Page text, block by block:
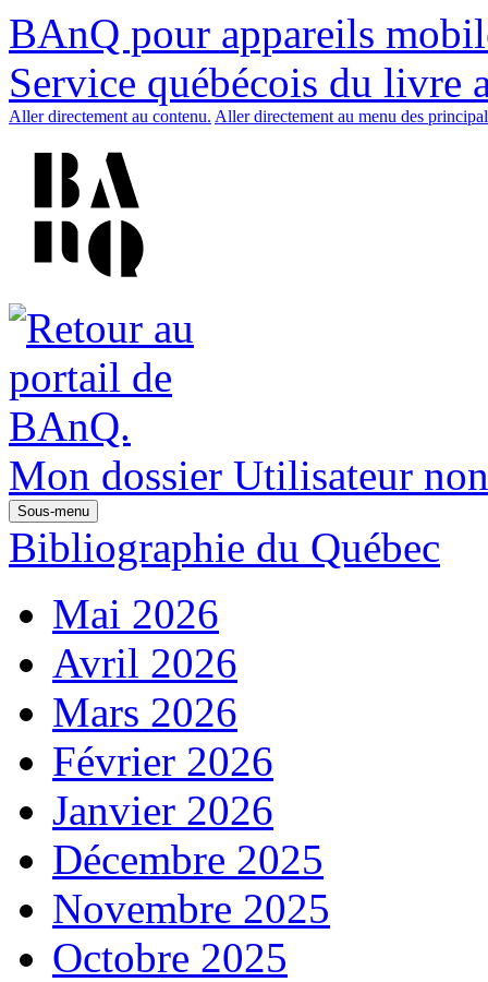
BAnQ pour appareils
Service québécois du livre
Aller directement au contenu. Aller directement au menu des
Mon dossier Utilisateur
Sous-menu
Bibliographie du Québec
Mai 2026
Avril 2026
Mars 2026
Février 2026
Janvier 2026
Décembre 2025
Novembre 2025
Octobre 2025